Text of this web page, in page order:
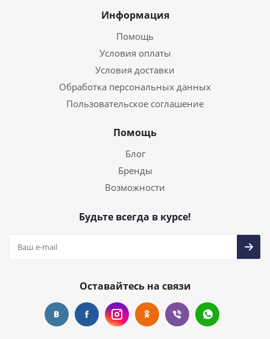
Информация
Помощь
Условия оплаты
Условия доставки
Обработка персональных данных
Пользовательское соглашение
Помощь
Блог
Бренды
Возможности
Будьте всегда в курсе!
Оставайтесь на связи